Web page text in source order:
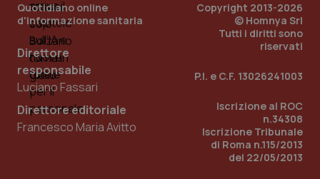
Quotidiano online
d'informazione sanitaria
Direttore
responsabile
Luciano Fassari
Direttore editoriale
Francesco Maria Avitto
Copyright 2013-2026
© Homnya Srl
Tutti i diritti sono
riservati
P.I. e C.F. 13026241003
Iscrizione al ROC
n.34308
Iscrizione Tribunale
di Roma n.115/2013
del 22/05/2013
PHPSESSID
PHP.net
www.quotidianosanita.it